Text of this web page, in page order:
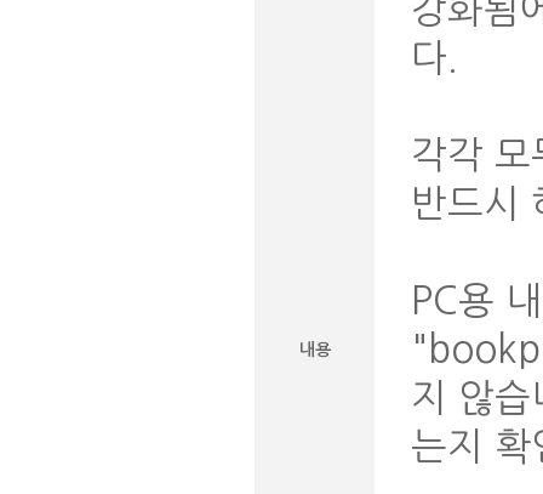
내용
강화됨
다.
각각 모
반드시
PC용
지 않
는지 확